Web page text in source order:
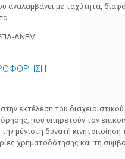
αναλαμβάνει με ταχύτητα,
εκτέλεση του
που υπηρετούν τον
μέγιστη δυνατή
χρηματοδότησης και τη